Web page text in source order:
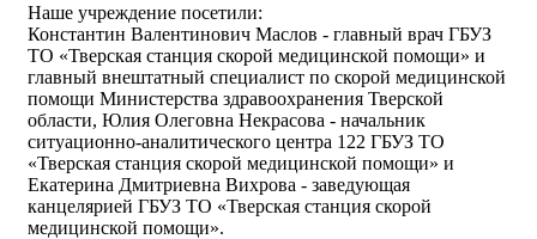
Наше учреждение посетили:
Константин Валентинович Маслов - главный врач ГБУЗ
ТО «Тверская станция скорой медицинской помощи» и
главный внештатный специалист по скорой медицинской
помощи Министерства здравоохранения Тверской
области, Юлия Олеговна Некрасова - начальник
ситуационно-аналитического центра 122 ГБУЗ ТО
«Тверская станция скорой медицинской помощи» и
Екатерина Дмитриевна Вихрова - заведующая
канцелярией ГБУЗ ТО «Тверская станция скорой
медицинской помощи».